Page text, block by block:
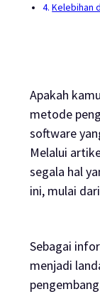
Kelebihan
Apakah
metode
software
Melalui
segala hal
ini, mulai
Sebagai
menjadi